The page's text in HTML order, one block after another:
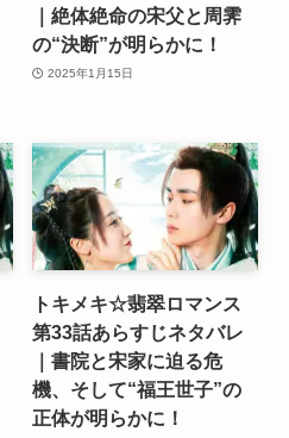
｜絶体絶命の宋父と周霁
の“決断”が明らかに！
2025年1月15日
トキメキ☆翡翠ロマンス
第33話あらすじネタバレ
｜書院と宋家に迫る危
機、そして“福王世子”の
正体が明らかに！